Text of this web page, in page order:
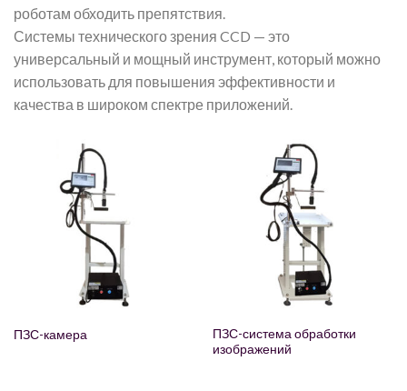
роботам обходить препятствия.
Системы технического зрения CCD — это
универсальный и мощный инструмент, который можно
использовать для повышения эффективности и
качества в широком спектре приложений.
ПЗС-камера
ПЗС-система обработки
изображений